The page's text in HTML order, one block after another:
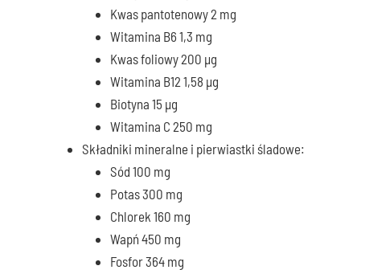
Kwas pantotenowy 2 mg
Witamina B6 1,3 mg
Kwas foliowy 200 μg
Witamina B12 1,58 μg
Biotyna 15 μg
Witamina C 250 mg
Składniki mineralne i pierwiastki śladowe:
Sód 100 mg
Potas 300 mg
Chlorek 160 mg
Wapń 450 mg
Fosfor 364 mg